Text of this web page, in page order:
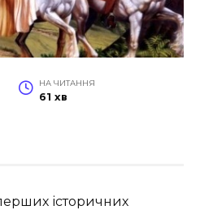
НА ЧИТАННЯ
61 хв
історичних